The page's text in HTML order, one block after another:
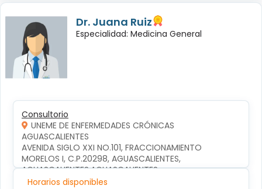
Dr. Juana Ruiz
Especialidad: Medicina General
Consultorio
UNEME DE ENFERMEDADES CRÓNICAS
AGUASCALIENTES
AVENIDA SIGLO XXI NO.101, FRACCIONAMIENTO
MORELOS I, C.P.20298, AGUASCALIENTES,
AGUASCALIENTES,AGUASCALIENTES
Horarios disponibles